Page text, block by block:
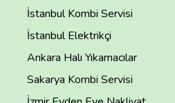
İstanbul Kombi Servisi
İstanbul Elektrikçi
Ankara Halı Yıkamacılar
Sakarya Kombi Servisi